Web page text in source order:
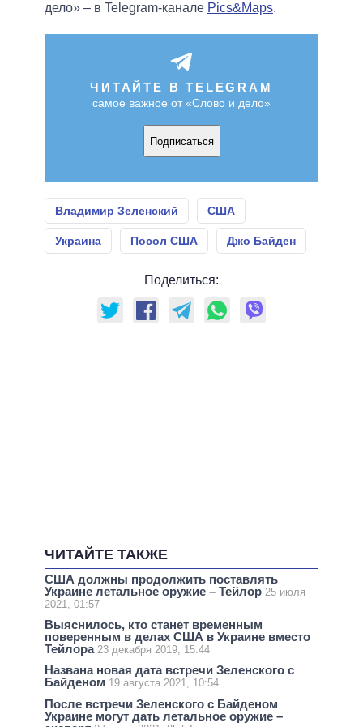
дело» – в Telegram-канале Pics&Maps.
ЧИТАЙТЕ В TELEGRAM
самое важное от «Слово и дело»
Подписаться
Владимир Зеленский США
Украина Посол США Джо Байден
Поделиться:
ЧИТАЙТЕ ТАКЖЕ
США должны продолжить поставлять
Украине летальное оружие – Тейлор 25 июля
2021, 01:57
Выяснилось, кто станет временным
поверенным в делах США в Украине вместо
Тейлора 23 декабря 2019, 15:44
Названа новая дата встречи Зеленского с
Байденом 19 августа 2021, 10:54
После встречи Зеленского с Байденом
Украине могут дать летальное оружие –